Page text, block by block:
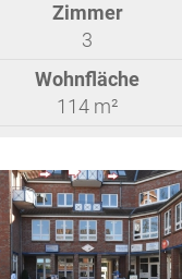
Zimmer
3
Wohnfläche
114 m²